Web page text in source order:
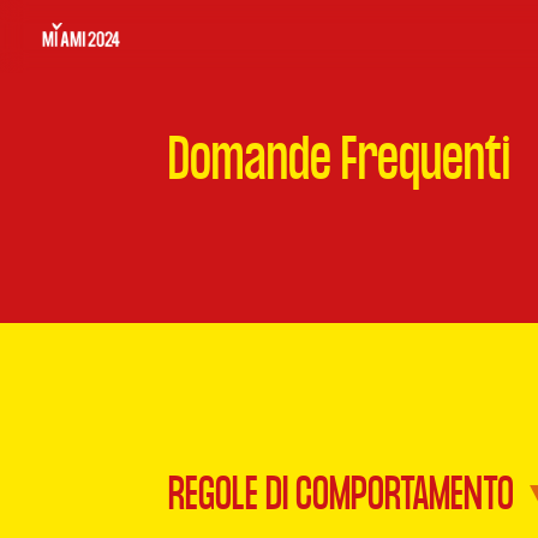
Domande Frequenti
REGOLE DI COMPORTAMENTO